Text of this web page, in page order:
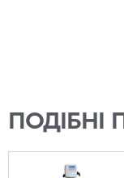
ПОДІБНІ